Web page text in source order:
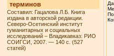
терминов
Составил: Гацалова Л.Б. Книга
издана в авторской редакции.
Северо-Осетинский институт
гуманитарных и социальных
исследований – Владикавказ: РИО
СОИГСИ, 2007. — 140 с. (527
статей)